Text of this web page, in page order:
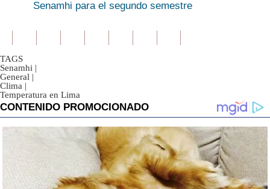
Senamhi para el segundo semestre
TAGS
Senamhi |
General |
Clima |
Temperatura en Lima